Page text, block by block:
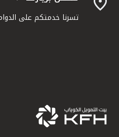
تسرنا خدمتكم على